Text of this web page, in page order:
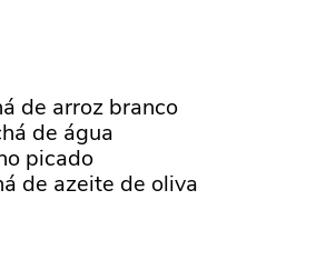
de arroz branco
de água
picado
de azeite de oliva